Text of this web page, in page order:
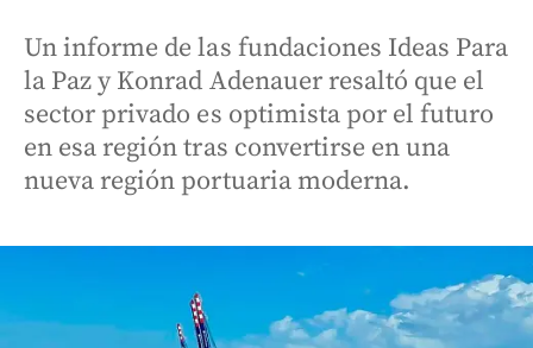
Un informe de las fundaciones Ideas Para
la Paz y Konrad Adenauer resaltó que el
sector privado es optimista por el futuro
en esa región tras convertirse en una
nueva región portuaria moderna.